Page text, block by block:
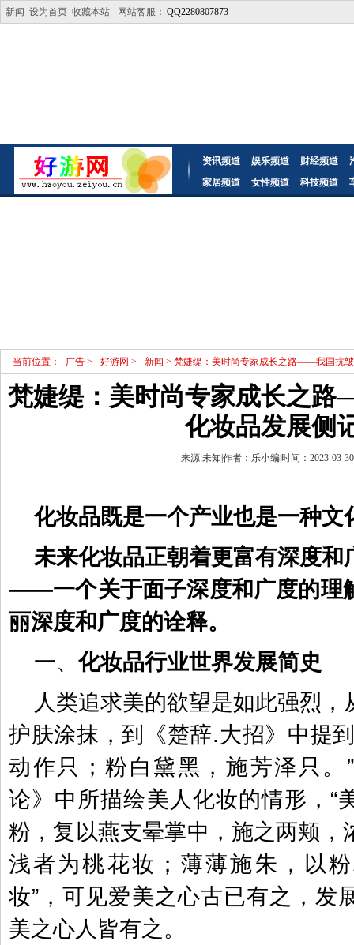
新闻 设为首页 收藏本站 网站客服： QQ2280807873
资讯频道 娱乐频道 财经频道
家居频道
女性频道 科技频道
当前位置： 广告 > 好游网 > 新闻 > 梵婕缇：美时尚专家成长之路——我国抗
梵婕缇：美时尚专家成长之
化妆品发展侧
来源:未知|作者：乐小编|时间：2023-03-
化妆品既是一个产业也是一种文
未来化妆品正朝着更富有深度和
——一个关于面子深度和广度的理
丽深度和广度的诠释。
一、 化妆品行业世界发展简史
人类追求美的欲望是如此强烈，
护肤涂抹，到《楚辞.大招》中提
动作只；粉白黛黑，施芳泽只。
论》中所描绘美人化妆的情形，“
粉，复以燕支晕掌中，施之两颊，
浅者为桃花妆；薄薄施朱，以
妆”，可见爱美之心古已有之，发
美之心人皆有之。